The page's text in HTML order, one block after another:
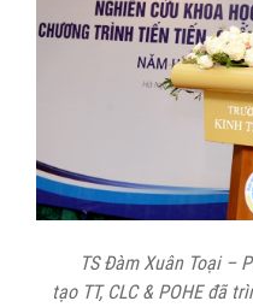
TS Đàm Xuân Toại –
tạo TT, CLC & POHE đã